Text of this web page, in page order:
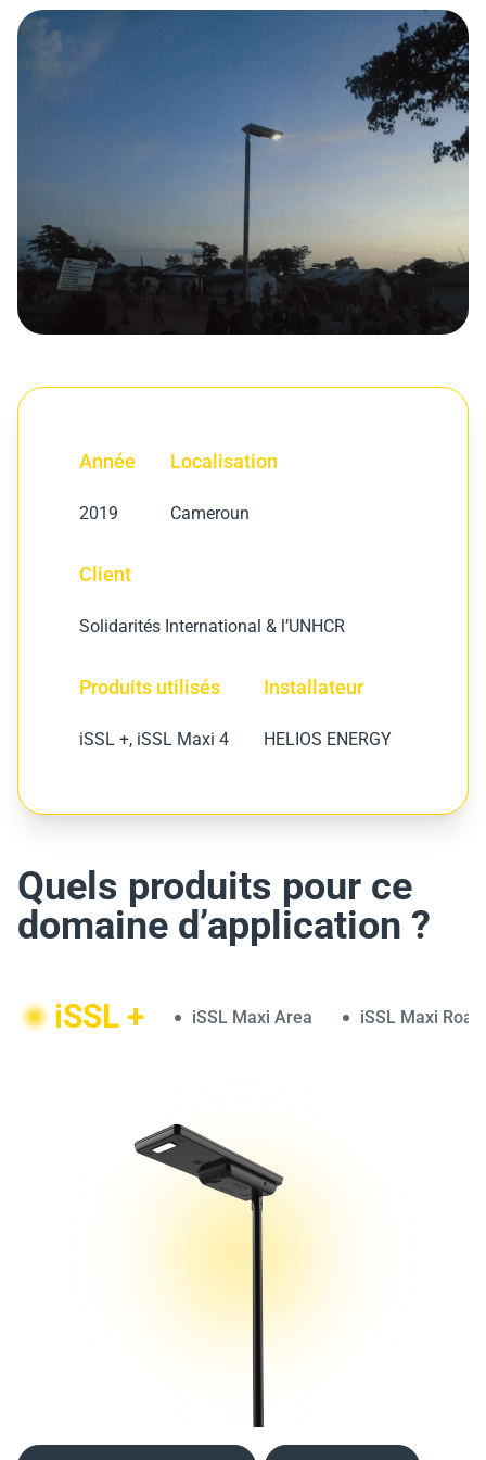
Année
2019
Localisation
Cameroun
Client
Solidarités International & l’UNHCR
Produits utilisés
iSSL +, iSSL Maxi 4
Installateur
HELIOS ENERGY
Quels produits pour ce
domaine d’application ?
iSSL + iSSL Maxi Area iSSL Maxi Road